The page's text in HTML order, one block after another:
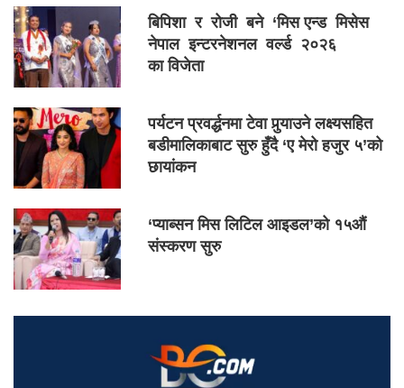
बिपिशा र रोजी बने ‘मिस एन्ड मिसेस
नेपाल इन्टरनेशनल वर्ल्ड २०२६
का विजेता
पर्यटन प्रवर्द्धनमा टेवा पुर्‍याउने लक्ष्यसहित
बडीमालिकाबाट सुरु हुँदै ‘ए मेरो हजुर ५’को
छायांकन
‘प्याब्सन मिस लिटिल आइडल’को १५औं
संस्करण सुरु